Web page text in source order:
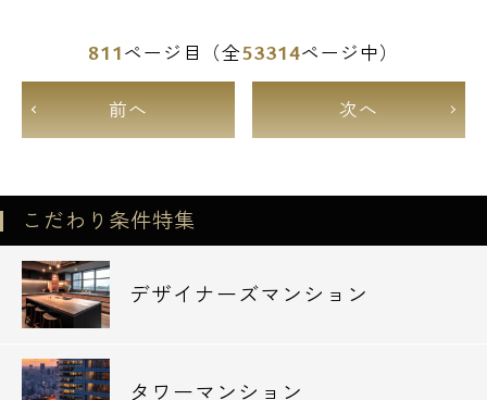
811ページ目（全53314ページ中）
前へ 次へ
こだわり条件特集
デザイナーズマンション
タワーマンション